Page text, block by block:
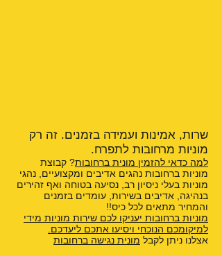
שרות, אמינות ועמידה בזמנים. זה רק
מוניות מרחובות לתפרח.
למה כדאי להזמין מונית ברחובות? קבוצת
מוניות ברחובות נהגים אדיבים ומקצועיים, נהגי
מוניות בעלי ניסיון רב, נסיעה בטוחה ואף זהירים
בנהיגה, אדיבים בשירות, עומדים בזמנים
והמחיר מתאים לכל כיס!!
מוניות ברחובות יעניקו לכם שירות מוניות מידי
למיקומכם הנוכחי ויסיעו אתכם ליעדכם.
אצלנו ניתן לקבל מונית נגישה ברחובות